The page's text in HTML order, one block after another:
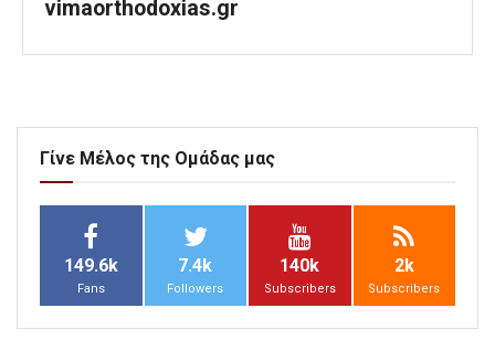
vimaorthodoxias.gr
Γίνε Μέλος της Ομάδας μας
149.6k
Fans
7.4k
Followers
140k
Subscribers
2k
Subscribers